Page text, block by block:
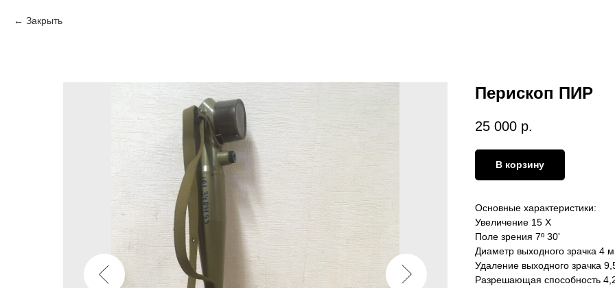
Закрыть
Перископ ПИР
25 000 р.
В корзину
Основные характеристики:
Увеличение 15 Х
Поле зрения 7º 30'
Диаметр выходного зрачка 4
Удаление выходного зрачка
Разрешающая способность